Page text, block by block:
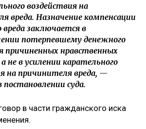
воздействия на
вреда. Назначение компенсации
вреда заключается в
потерпевшему денежного
причиненных нравственных
не в усилении карательного
на причинителя вреда, —
постановлении суда.
в части гражданского иска